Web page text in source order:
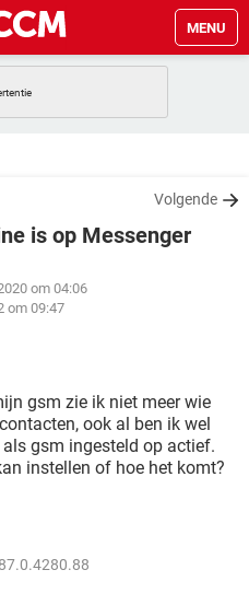
MENU
SNAPCHAT
SNAPCHAT
GAMES
CORONAVIRUS
GAMES
SNAPCHAT
CORONAVIRUS
SNAPCHAT
Volgende
is op Messenger
om 04:06
om 09:47
gsm zie ik niet meer wie
ook al ben ik wel
gsm ingesteld op actief.
instellen of hoe het komt?